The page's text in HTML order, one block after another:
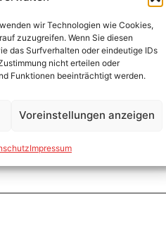
wir Technologien wie Cookies,
zuzugreifen. Wenn Sie diesen
das Surfverhalten oder eindeutige IDs
nicht erteilen oder
Funktionen beeinträchtigt werden.
Voreinstellungen anzeigen
Impressum